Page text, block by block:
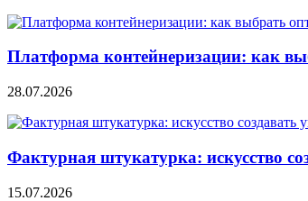
Платформа контейнеризации: как
28.07.2026
Фактурная штукатурка: искусство
15.07.2026